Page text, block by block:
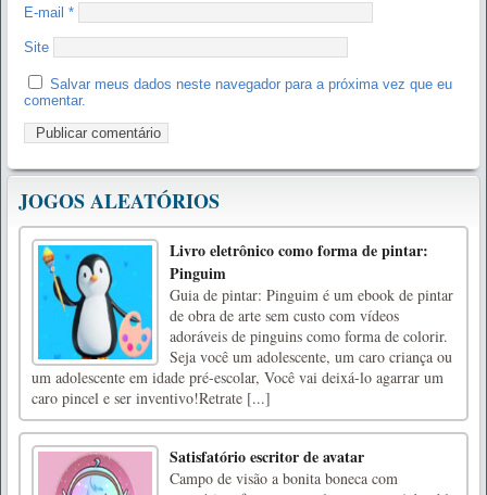
E-mail *
Site
Salvar meus dados neste navegador para a próxima vez que eu
comentar.
JOGOS ALEATÓRIOS
Livro eletrônico como forma de pintar:
Pinguim
Guia de pintar: Pinguim é um ebook de pintar
de obra de arte sem custo com vídeos
adoráveis ​​​​de pinguins como forma de colorir.
Seja você um adolescente, um caro criança ou
um adolescente em idade pré-escolar, Você vai deixá-lo agarrar um
caro pincel e ser inventivo!Retrate [...]
Satisfatório escritor de avatar
Campo de visão a bonita boneca com